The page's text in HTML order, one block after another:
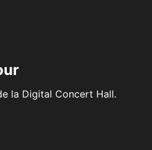
la Digital Concert Hall.